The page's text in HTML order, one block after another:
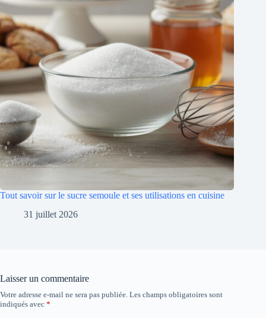
Tout savoir sur le sucre semoule et ses utilisations en cuisine
31 juillet 2026
Laisser un commentaire
Votre adresse e-mail ne sera pas publiée. Les champs obligatoires sont
indiqués avec *